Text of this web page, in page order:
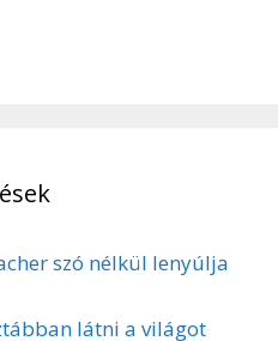
szó nélkül lenyúlja
látni a világot